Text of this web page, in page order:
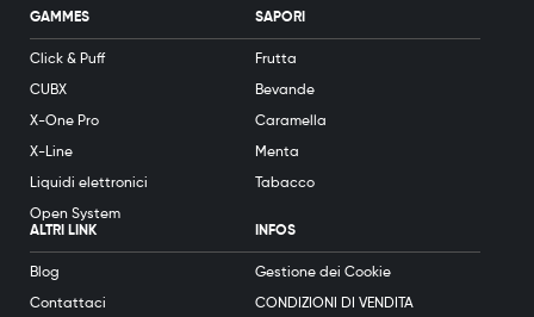
GAMMES
Click & Puff
CUBX
X-One Pro
X-Line
Liquidi elettronici
Open System
SAPORI
Frutta
Bevande
Caramella
Menta
Tabacco
ALTRI LINK
Blog
Contattaci
INFOS
Gestione dei Cookie
CONDIZIONI DI VENDITA